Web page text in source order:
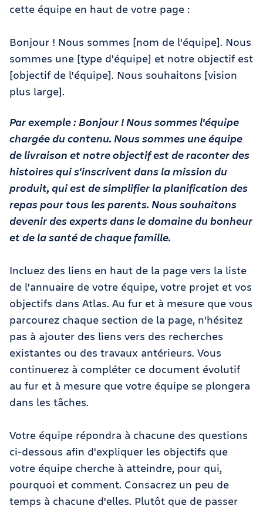
cette équipe en haut de votre page :
Bonjour ! Nous sommes [nom de l'équipe]. Nous
sommes une [type d'équipe] et notre objectif est
[objectif de l'équipe]. Nous souhaitons [vision
plus large].
Par exemple : Bonjour ! Nous sommes l'équipe
chargée du contenu. Nous sommes une équipe
de livraison et notre objectif est de raconter des
histoires qui s'inscrivent dans la mission du
produit, qui est de simplifier la planification des
repas pour tous les parents. Nous souhaitons
devenir des experts dans le domaine du bonheur
et de la santé de chaque famille.
Incluez des liens en haut de la page vers la liste
de l'annuaire de votre équipe, votre projet et vos
objectifs dans Atlas. Au fur et à mesure que vous
parcourez chaque section de la page, n'hésitez
pas à ajouter des liens vers des recherches
existantes ou des travaux antérieurs. Vous
continuerez à compléter ce document évolutif
au fur et à mesure que votre équipe se plongera
dans les tâches.
Votre équipe répondra à chacune des questions
ci-dessous afin d'expliquer les objectifs que
votre équipe cherche à atteindre, pour qui,
pourquoi et comment. Consacrez un peu de
temps à chacune d'elles. Plutôt que de passer